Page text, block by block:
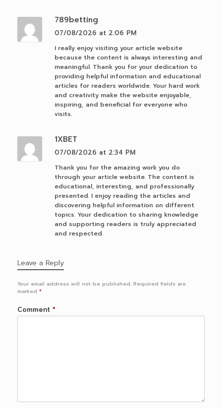
789betting
07/08/2026 at 2:06 PM
I really enjoy visiting your article website
because the content is always interesting and
meaningful. Thank you for your dedication to
providing helpful information and educational
articles for readers worldwide. Your hard work
and creativity make the website enjoyable,
inspiring, and beneficial for everyone who
visits.
1XBET
07/08/2026 at 2:34 PM
Thank you for the amazing work you do
through your article website. The content is
educational, interesting, and professionally
presented. I enjoy reading the articles and
discovering helpful information on different
topics. Your dedication to sharing knowledge
and supporting readers is truly appreciated
and respected.
Leave a Reply
Your email address will not be published. Required fields are
marked *
Comment *